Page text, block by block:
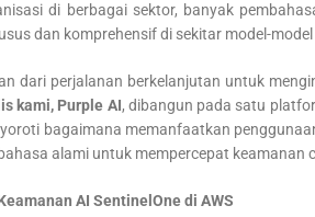
di berbagai sektor, banyak
dan komprehensif di sekitar model-model
dari perjalanan berkelanjutan untuk
kami, Purple AI, dibangun pada satu
bagaimana memanfaatkan
alami untuk mempercepat keamanan
AI SentinelOne di AWS